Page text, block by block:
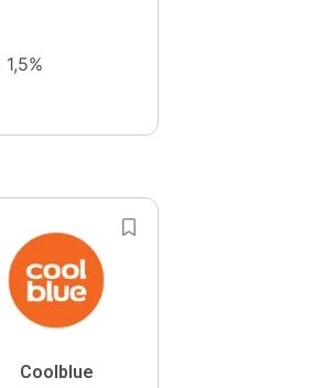
Coolblue